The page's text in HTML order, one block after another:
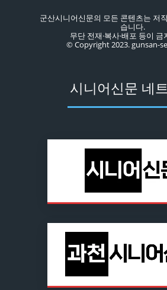
군산시니어신문의 모든 콘텐츠는 저
습니다.
무단 전재·복사·배포 등이 금
© Copyright 2023. gunsan-
시니어신문 네